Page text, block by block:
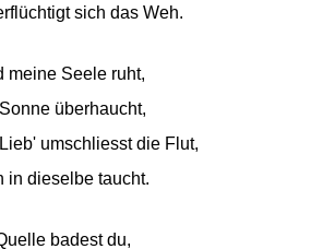
sich das Weh.
meine Seele ruht,
überhaucht,
umschliesst die Flut,
in dieselbe taucht.
badest du,